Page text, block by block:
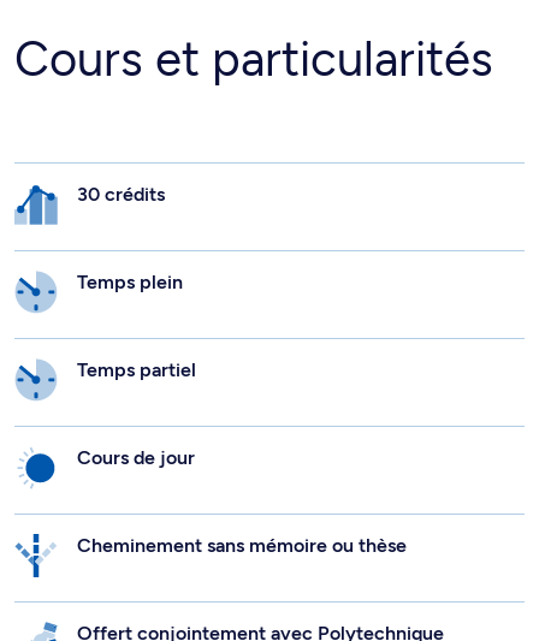
Cours et particularités
30 crédits
Temps plein
Temps partiel
Cours de jour
Cheminement sans mémoire ou thèse
Offert conjointement avec Polytechnique